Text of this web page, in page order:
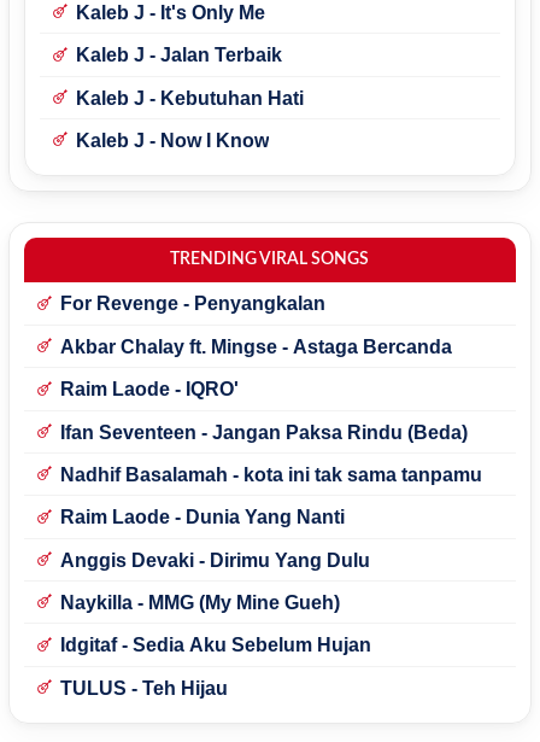
Kaleb J - It's Only Me
Kaleb J - Jalan Terbaik
Kaleb J - Kebutuhan Hati
Kaleb J - Now I Know
TRENDING VIRAL SONGS
For Revenge - Penyangkalan
Akbar Chalay ft. Mingse - Astaga Bercanda
Raim Laode - IQRO'
Ifan Seventeen - Jangan Paksa Rindu (Beda)
Nadhif Basalamah - kota ini tak sama tanpamu
Raim Laode - Dunia Yang Nanti
Anggis Devaki - Dirimu Yang Dulu
Naykilla - MMG (My Mine Gueh)
Idgitaf - Sedia Aku Sebelum Hujan
TULUS - Teh Hijau